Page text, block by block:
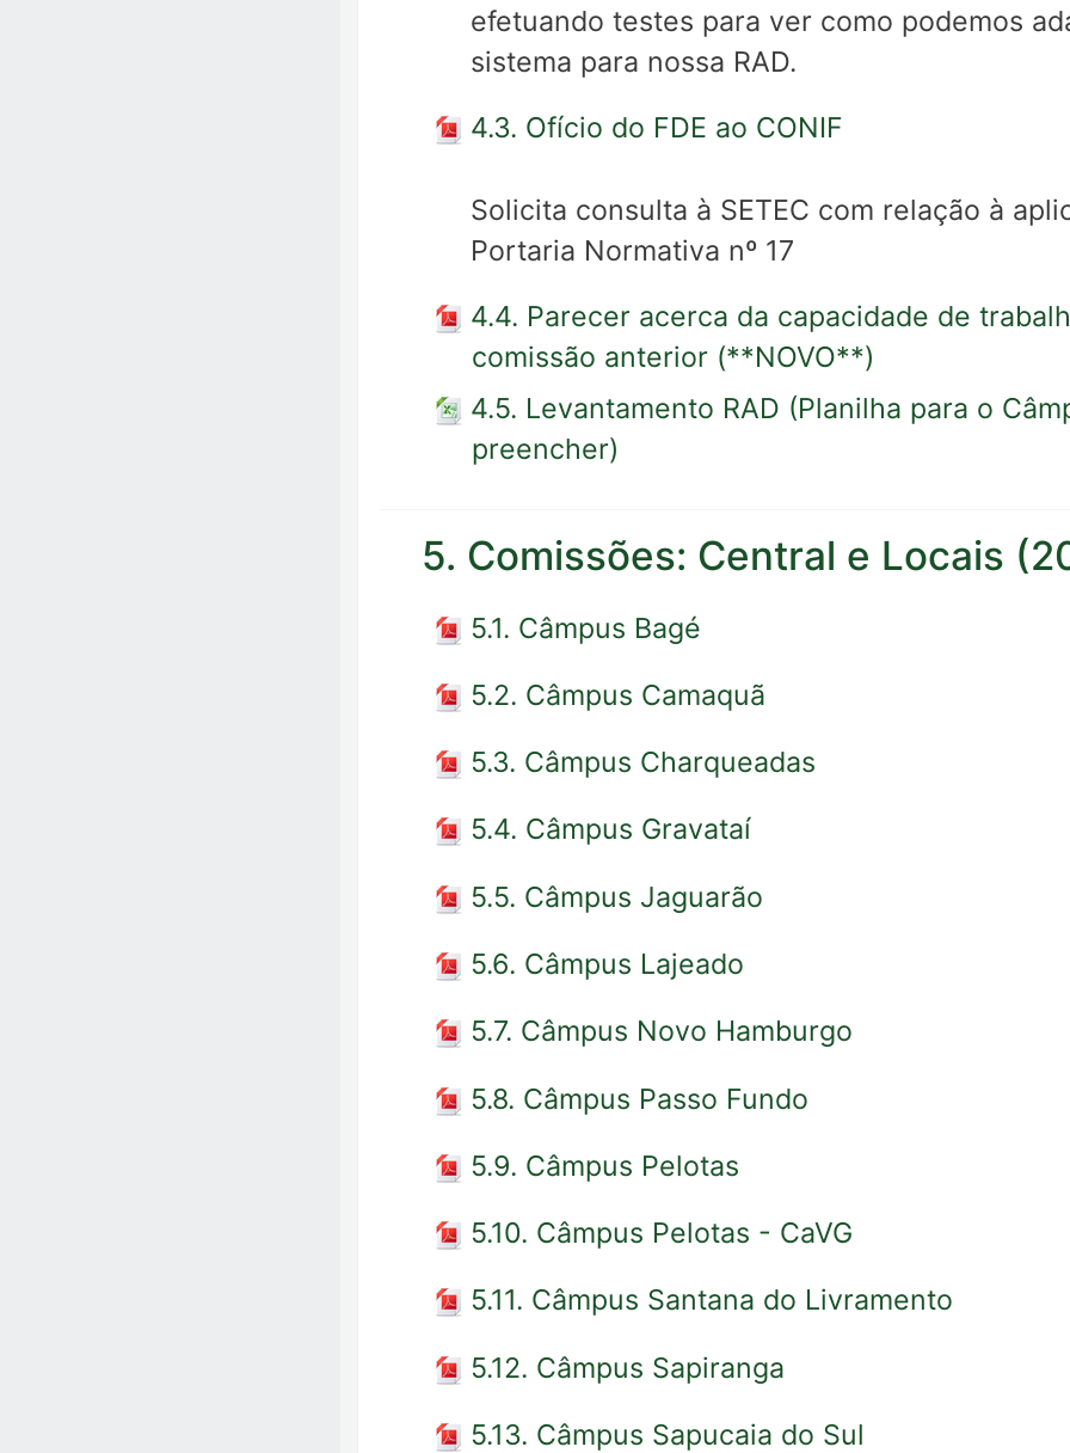
efetuando testes para ver como podemos
sistema para nossa RAD.
4.3. Ofício do FDE ao CONIF
Solicita consulta à SETEC com relação à
Portaria Normativa nº 17
4.4. Parecer acerca da capacidade de
comissão anterior (**NOVO**)
4.5. Levantamento RAD (Planilha para o
preencher)
5. Comissões: Central e Locais
5.1. Câmpus Bagé
5.2. Câmpus Camaquã
5.3. Câmpus Charqueadas
5.4. Câmpus Gravataí
5.5. Câmpus Jaguarão
5.6. Câmpus Lajeado
5.7. Câmpus Novo Hamburgo
5.8. Câmpus Passo Fundo
5.9. Câmpus Pelotas
5.10. Câmpus Pelotas - CaVG
5.11. Câmpus Santana do Livramento
5.12. Câmpus Sapiranga
5.13. Câmpus Sapucaia do Sul